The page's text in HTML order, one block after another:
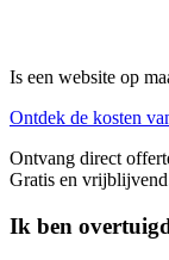
Is een website op
Ontdek de kosten
Ontvang direct
Gratis en
Ik ben